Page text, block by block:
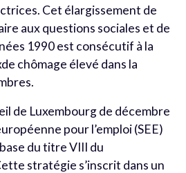
Cet élargissement de
aux questions sociales et de
1990 est consécutif à la
chômage élevé dans la
de Luxembourg de décembre
pour l’emploi (SEE)
du titre VIII du
stratégie s’inscrit dans un